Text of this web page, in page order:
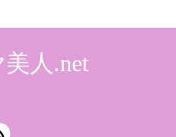
人.net